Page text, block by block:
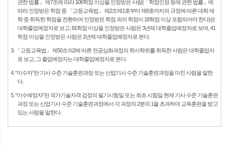
관한 법률」 제7조에 따라 106학점 이상을 인정받은 사람(「학점인정 등에 관한 법률」에
따라 인정받은 학점 중 「고등교육법」 제2조제1호부터 제6호까지의 규정에 따른 대학 재
학 중 취득한 학점을 전환하여 인정받은 학점 외의 학점이 18학점 이상 포함되어야 한다)은
대학졸업예정자로 보고, 81학점 이상을 인정받은 사람은 3년제 대학졸업예정자로 보며, 41
학점 이상을 인정받은 사람은 2년제 대학졸업예정자로 본다.
3. 「고등교육법」 제50조의2에 따른 전공심화과정의 학사학위를 취득한 사람은 대학졸업자
로 보고, 그 졸업예정자는 대학졸업예정자로 본다.
4. “이수자”란 기사 수준 기술훈련과정 또는 산업기사 수준 기술훈련과정을 마친 사람을 말한
다.
5. “이수예정자”란 국가기술자격 검정의 필기시험일 또는 최초 시험일 현재 기사 수준 기술훈련
과정 또는 산업기사 수준 기술훈련과정에서 각 과정의 2분의 1을 초과하여 교육훈련을 받고
있는 사람을 말한다.